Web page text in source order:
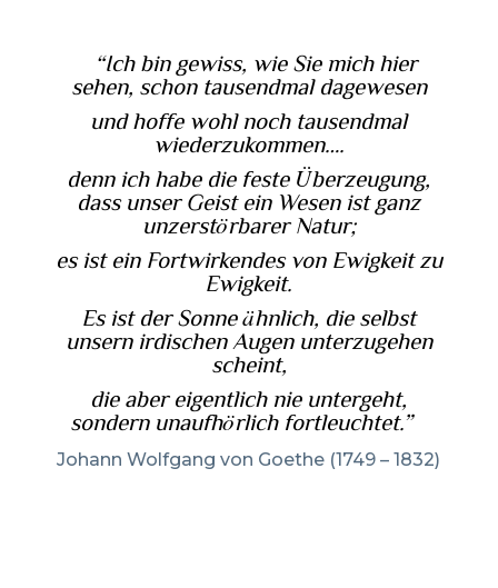
“Ich bin gewiss, wie Sie mich hier
sehen, schon tausendmal dagewesen
und hoffe wohl noch tausendmal
wiederzukommen….
denn ich habe die feste Überzeugung,
dass unser Geist ein Wesen ist ganz
unzerstörbarer Natur;
es ist ein Fortwirkendes von Ewigkeit zu
Ewigkeit.
Es ist der Sonne ähnlich, die selbst
unsern irdischen Augen unterzugehen
scheint,
die aber eigentlich nie untergeht,
sondern unaufhörlich fortleuchtet.”
Johann Wolfgang von Goethe (1749 – 1832)